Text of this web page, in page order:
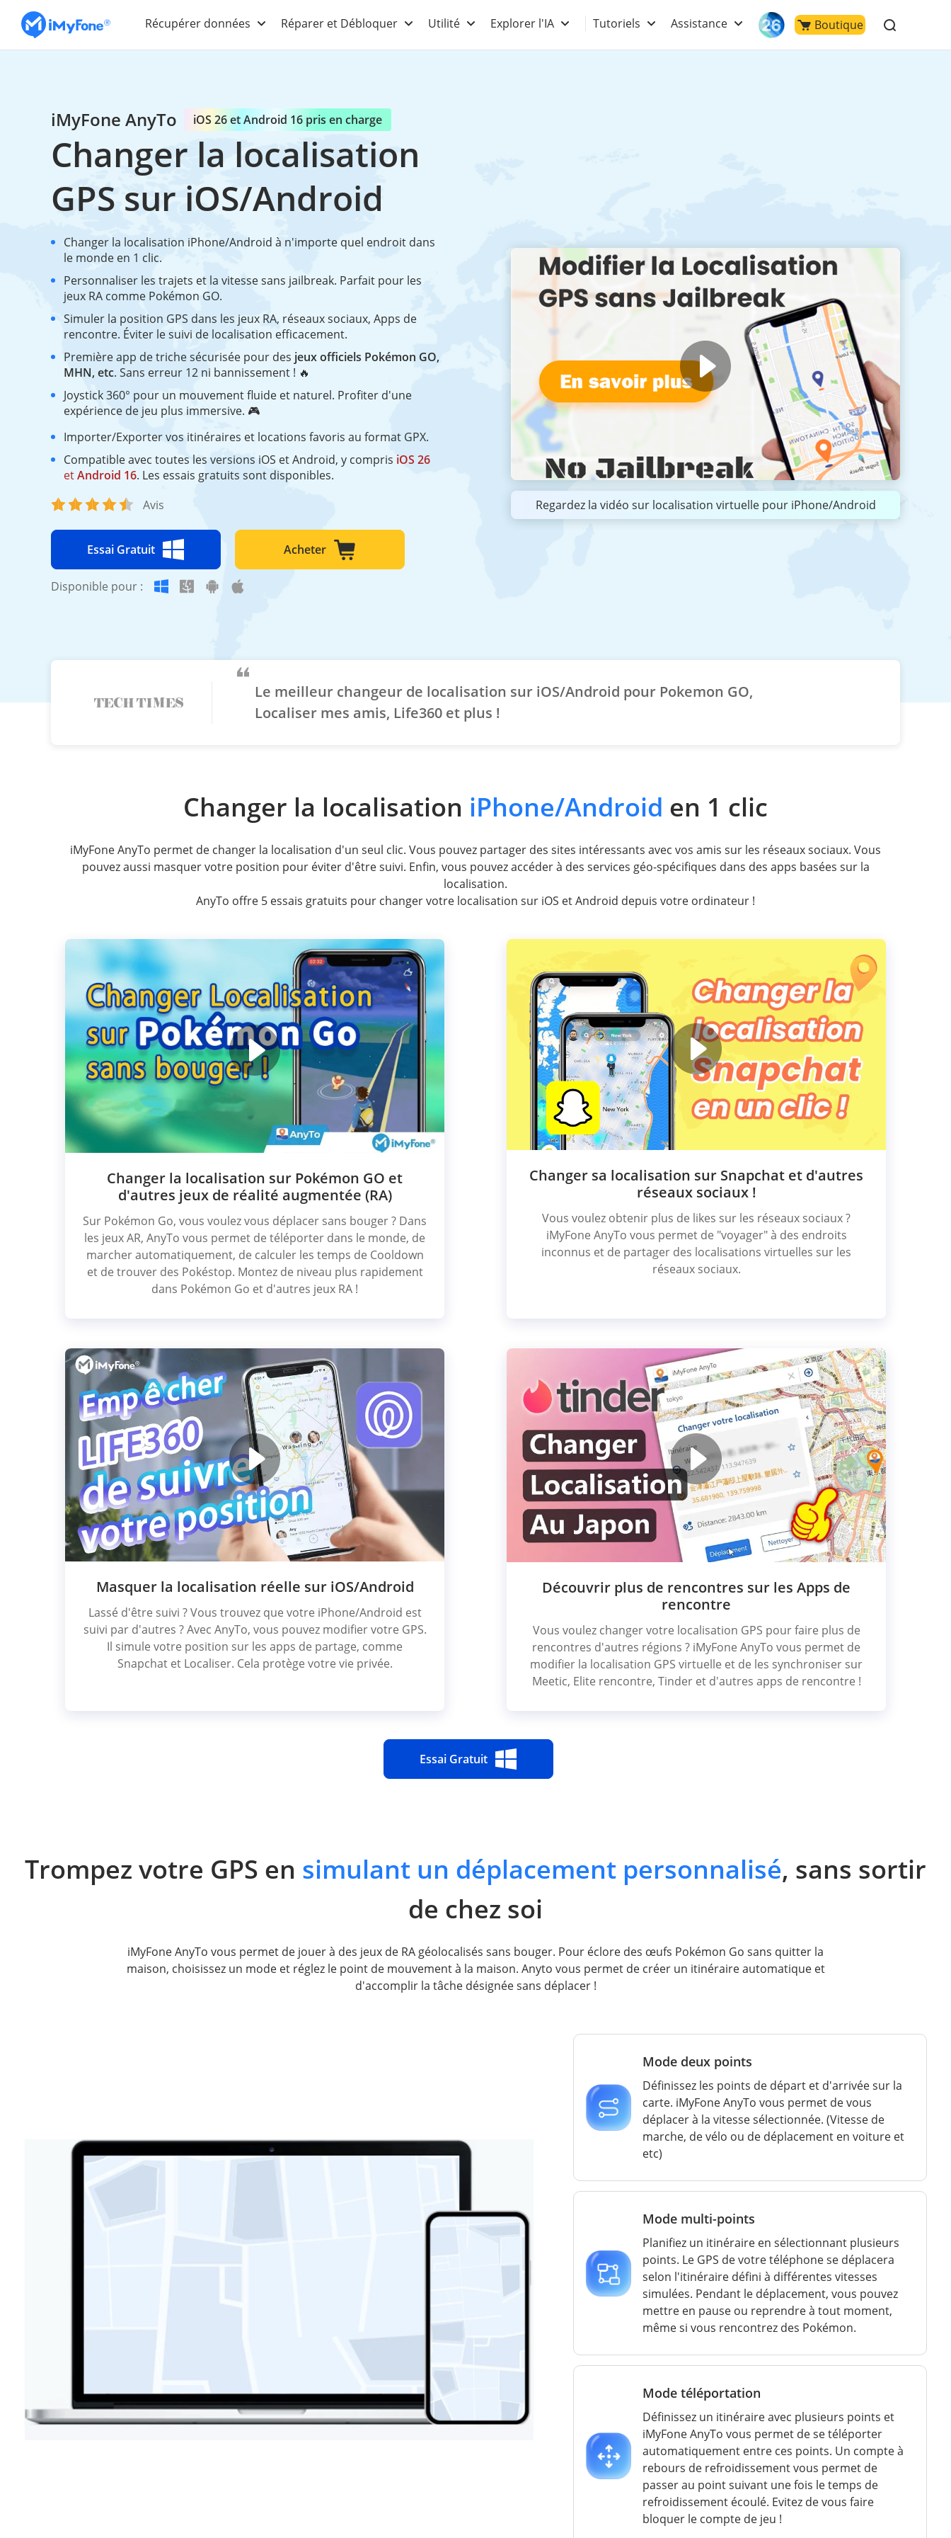
Récupérer données Réparer et Débloquer Utilité Explorer l'IA Tutoriels Assistance Boutique
iMyFone AnyTo iOS 26 et Android 16 pris en charge
Changer la localisation
GPS sur iOS/Android
Changer la localisation iPhone/Android à n'importe quel endroit dans
le monde en 1 clic.
Personnaliser les trajets et la vitesse sans jailbreak. Parfait pour les
jeux RA comme Pokémon GO.
Simuler la position GPS dans les jeux RA, réseaux sociaux, Apps de
rencontre. Éviter le suivi de localisation efficacement.
Première app de triche sécurisée pour des jeux officiels Pokémon GO,
MHN, etc. Sans erreur 12 ni bannissement ! 🔥
Joystick 360° pour un mouvement fluide et naturel. Profiter d'une
expérience de jeu plus immersive. 🎮
Importer/Exporter vos itinéraires et locations favoris au format GPX.
Compatible avec toutes les versions iOS et Android, y compris iOS 26
etAndroid 16. Les essais gratuits sont disponibles.
Avis
Essai Gratuit Acheter
Disponible pour :
Regardez la vidéo sur localisation virtuelle pour iPhone/Android
Le meilleur changeur de localisation sur iOS/Android pour Pokemon GO,
Localiser mes amis, Life360 et plus !
Changer la localisation iPhone/Android en 1 clic
iMyFone AnyTo permet de changer la localisation d'un seul clic. Vous pouvez partager des sites intéressants avec vos amis sur les réseaux sociaux. Vous
pouvez aussi masquer votre position pour éviter d'être suivi. Enfin, vous pouvez accéder à des services géo-spécifiques dans des apps basées sur la
localisation.
AnyTo offre 5 essais gratuits pour changer votre localisation sur iOS et Android depuis votre ordinateur !
Changer la localisation sur Pokémon GO et
d'autres jeux de réalité augmentée (RA)
Sur Pokémon Go, vous voulez vous déplacer sans bouger ? Dans
les jeux AR, AnyTo vous permet de téléporter dans le monde, de
marcher automatiquement, de calculer les temps de Cooldown
et de trouver des Pokéstop. Montez de niveau plus rapidement
dans Pokémon Go et d'autres jeux RA !
Changer sa localisation sur Snapchat et d'autres
réseaux sociaux !
Vous voulez obtenir plus de likes sur les réseaux sociaux ?
iMyFone AnyTo vous permet de "voyager" à des endroits
inconnus et de partager des localisations virtuelles sur les
réseaux sociaux.
Masquer la localisation réelle sur iOS/Android
Lassé d'être suivi ? Vous trouvez que votre iPhone/Android est
suivi par d'autres ? Avec AnyTo, vous pouvez modifier votre GPS.
Il simule votre position sur les apps de partage, comme
Snapchat et Localiser. Cela protège votre vie privée.
Découvrir plus de rencontres sur les Apps de
rencontre
Vous voulez changer votre localisation GPS pour faire plus de
rencontres d'autres régions ? iMyFone AnyTo vous permet de
modifier la localisation GPS virtuelle et de les synchroniser sur
Meetic, Elite rencontre, Tinder et d'autres apps de rencontre !
Essai Gratuit
Trompez votre GPS en simulant un déplacement personnalisé, sans sortir
de chez soi
iMyFone AnyTo vous permet de jouer à des jeux de RA géolocalisés sans bouger. Pour éclore des œufs Pokémon Go sans quitter la
maison, choisissez un mode et réglez le point de mouvement à la maison. Anyto vous permet de créer un itinéraire automatique et
d'accomplir la tâche désignée sans déplacer !
Mode deux points
Définissez les points de départ et d'arrivée sur la
carte. iMyFone AnyTo vous permet de vous
déplacer à la vitesse sélectionnée. (Vitesse de
marche, de vélo ou de déplacement en voiture et
etc)
Mode multi-points
Planifiez un itinéraire en sélectionnant plusieurs
points. Le GPS de votre téléphone se déplacera
selon l'itinéraire défini à différentes vitesses
simulées. Pendant le déplacement, vous pouvez
mettre en pause ou reprendre à tout moment,
même si vous rencontrez des Pokémon.
Mode téléportation
Définissez un itinéraire avec plusieurs points et
iMyFone AnyTo vous permet de se téléporter
automatiquement entre ces points. Un compte à
rebours de refroidissement vous permet de
passer au point suivant une fois le temps de
refroidissement écoulé. Evitez de vous faire
bloquer le compte de jeu !